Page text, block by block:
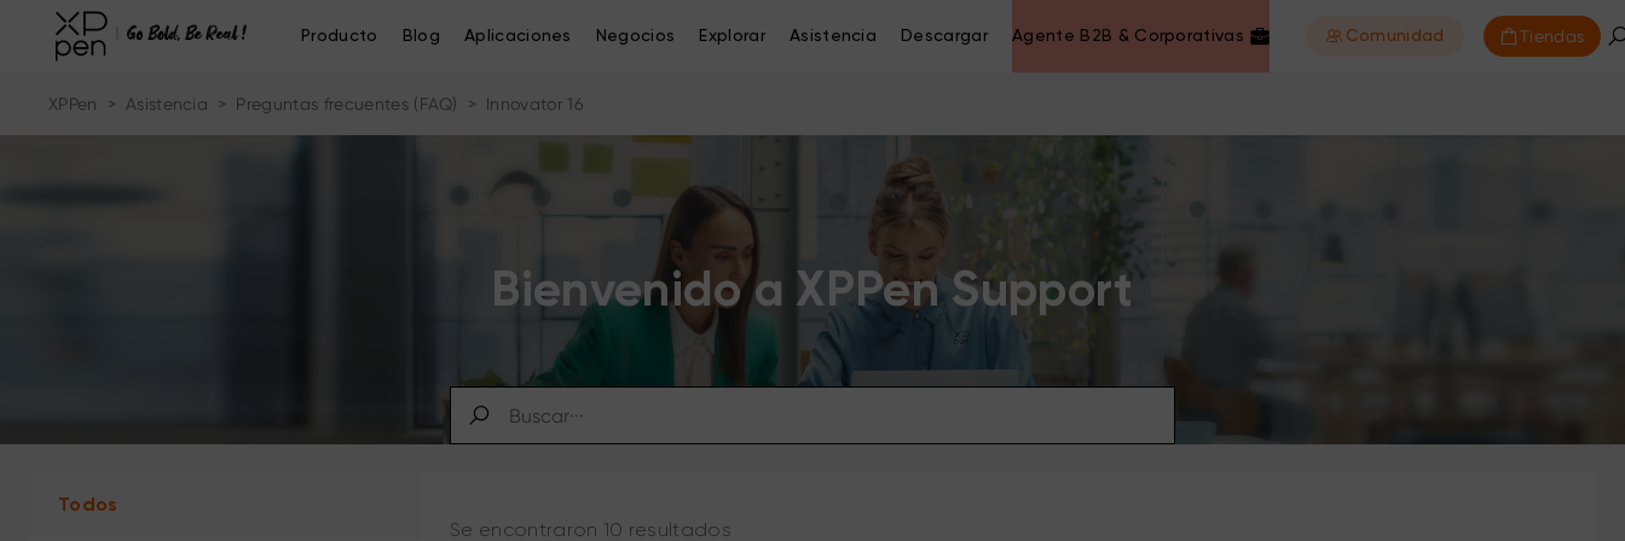
Producto Blog Aplicaciones Negocios Explorar Asistencia Descargar Agente B2B & Corporativas Comunidad Tiendas
XPPen > Asistencia > Preguntas frecuentes (FAQ) > Innovator 16
Bienvenido a XPPen Support
Todos
Se encontraron 10 resultados